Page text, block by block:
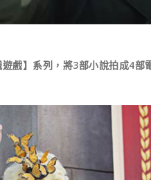
戲】系列，將3部小說拍成4部